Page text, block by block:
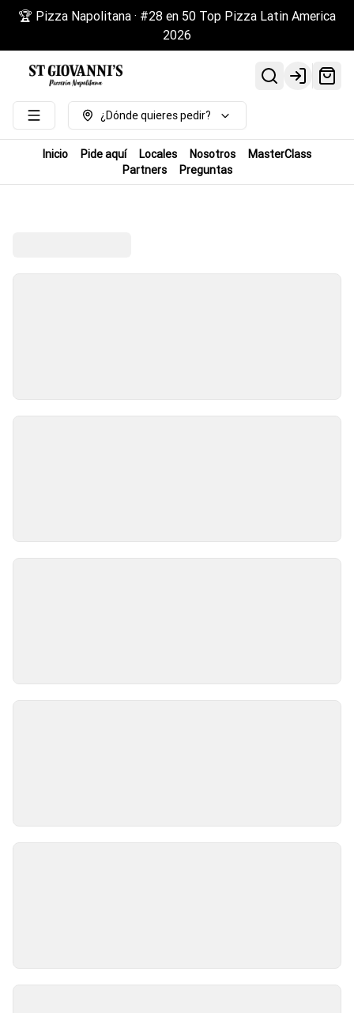
🏆 Pizza Napolitana · #28 en 50 Top Pizza Latin America
2026
Login
¿Dónde quieres pedir?
Inicio Pide aquí Locales Nosotros
MasterClass
Partners
Preguntas